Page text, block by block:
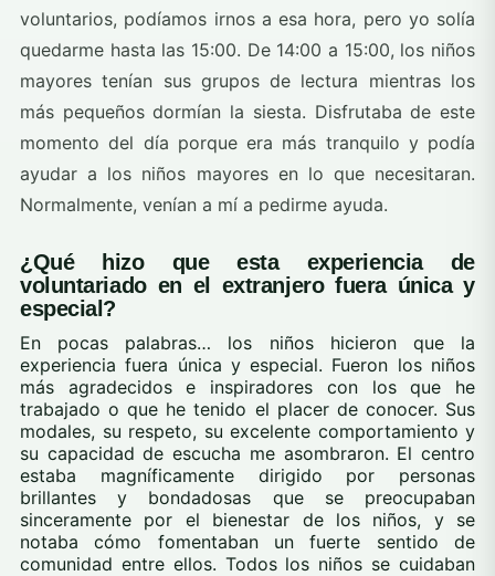
voluntarios, podíamos irnos a esa hora, pero yo solía
quedarme hasta las 15:00. De 14:00 a 15:00, los niños
mayores tenían sus grupos de lectura mientras los
más pequeños dormían la siesta. Disfrutaba de este
momento del día porque era más tranquilo y podía
ayudar a los niños mayores en lo que necesitaran.
Normalmente, venían a mí a pedirme ayuda.
¿Qué hizo que esta experiencia de
voluntariado en el extranjero fuera única y
especial?
En pocas palabras… los niños hicieron que la
experiencia fuera única y especial. Fueron los niños
más agradecidos e inspiradores con los que he
trabajado o que he tenido el placer de conocer. Sus
modales, su respeto, su excelente comportamiento y
su capacidad de escucha me asombraron. El centro
estaba magníficamente dirigido por personas
brillantes y bondadosas que se preocupaban
sinceramente por el bienestar de los niños, y se
notaba cómo fomentaban un fuerte sentido de
comunidad entre ellos. Todos los niños se cuidaban